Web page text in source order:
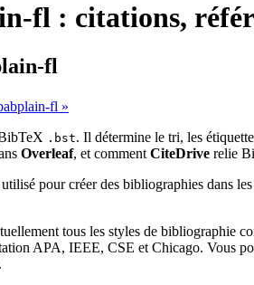
fl : citations,
fl
fl »
.bst. Il détermine le tri, les
Overleaf, et comment CiteDrive relie
pour créer des bibliographies dans
tous les styles de
APA, IEEE, CSE et Chicago. Vous